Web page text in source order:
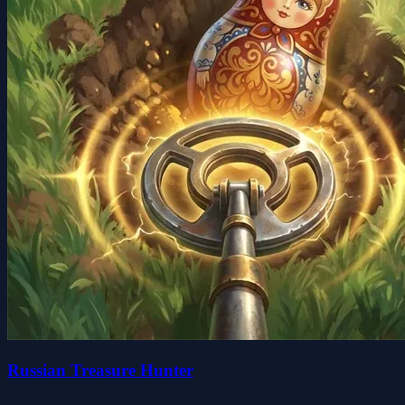
Russian Treasure Hunter